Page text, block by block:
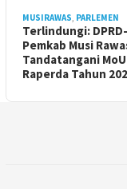
MUSIRAWAS, PARLEMEN
Terlindungi: DPRD-
Pemkab Musi
Tandatangani MoU
Raperda Tahun